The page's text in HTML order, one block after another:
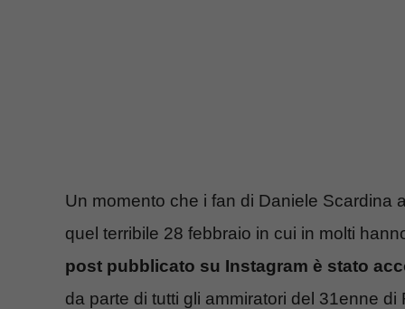
Un momento che i fan di Daniele Scardina
quel terribile 28 febbraio in cui in molti
post pubblicato su Instagram è stato
da parte di tutti gli ammiratori del 31enne